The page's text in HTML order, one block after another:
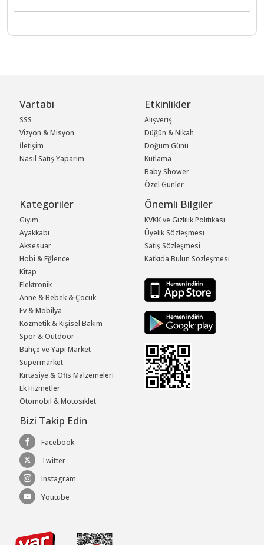
Vartabi
SSS
Vizyon & Misyon
İletişim
Nasıl Satış Yaparım
Etkinlikler
Alışveriş
Düğün & Nikah
Doğum Günü
Kutlama
Baby Shower
Özel Günler
Kategoriler
Giyim
Ayakkabı
Aksesuar
Hobi & Eğlence
Kitap
Elektronik
Anne & Bebek & Çocuk
Ev & Mobilya
Kozmetik & Kişisel Bakım
Spor & Outdoor
Bahçe ve Yapı Market
Süpermarket
Kırtasiye & Ofis Malzemeleri
Ek Hizmetler
Otomobil & Motosiklet
Önemli Bilgiler
KVKK ve Gizlilik Politikası
Üyelik Sözleşmesi
Satış Sözleşmesi
Katkıda Bulun Sözleşmesi
Bizi Takip Edin
Facebook
Twitter
Instagram
Youtube